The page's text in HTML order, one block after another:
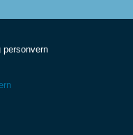
personvern